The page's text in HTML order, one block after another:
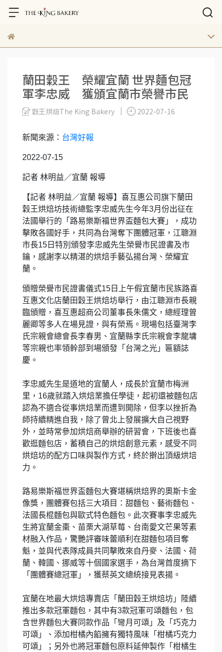
蘭田穀王 榮耀宜蘭 世界麵包冠
軍李忠威 獲頒宜蘭市榮譽市民
穀王烘焙The King Bakery 2022-07-16
新聞來源： 台灣好報
2022-07-15
記者 林明益／宜蘭 報導
【記者 林明益／宜蘭 報導】喜互惠公司旗下蘭田
穀王烘焙坊技術總監李忠威先生今年3月份出征在
法國舉行的「路易樂斯福世界盃麵包大賽」，成功
擊敗各國好手，共同為台灣奪下團體冠軍，江聰淵
市長15日特別頒發李忠威先生榮譽市民證書及市
鑰，感謝李以精湛的烘焙手藝弘揚台灣、榮耀宜
蘭。
頒贈榮譽市民證書儀式15日上午假宜蘭市民族路喜
互惠文化店蘭田穀王烘焙坊舉行，由江聰淵市長親
臨頒贈，喜互惠超商公司董事長朱儒文，總經理曾
麗卿等多人在場見證，與有榮焉。現場包括臺灣李
氏宗親會總會長李春男、宜蘭縣李氏宗親會李龍墉
等宗親也率領幹部到場頒發「台灣之光」匾額誌
慶。
李忠威先生是道地的宜蘭人，成長於宜蘭市梅洲
里，16歲就踏入烘焙業擔任學徒，起初還被麵包店
認為不適合從事烘焙業而遭到開除，但李以挫折為
師持續精進自我，除了曾北上發展擴大自己視野
外，並時常參加烘焙商舉辦的研習會，下班後也喜
歡逛麵包店，蓄積自己的烘焙創意元素，感受不同
烘焙坊的配方口味與製作方式，終於擀出頂級烘培
力。
路易樂斯福世界盃麵包大賽堪稱烘焙界的奧斯卡金
像獎，團體賽包括三大項目：甜麵包、藝術麵包、
法國長棍麵包與歐式特色麵包。此次賽事李忠威先
生將宜蘭金棗、苗栗大湖草莓、台南愛文芒果等素
材融入作品，驚艷評審味蕾順利在甜麵包項目奪
魁，並與代表隊成員共同擊敗來自丹麥、法國、荷
蘭、韓國、挪威等十個國家選手，為台灣首度摘下
「團體賽總冠軍」，獲蔡英文總統接見表揚。
宜蘭在地最大烘焙專賣店「蘭田穀王烘焙坊」陸續
推出多款冠軍麵包，其中有3款冠軍可頌麵包，包
含世界麵包大賽同款作品「彎月可頌」及「巧克力
可頌」、添加柑橘內餡擁有獨特風味「柑橘巧克力
可頌」；另外也將冠軍麵包原料延伸製作「柑橘生